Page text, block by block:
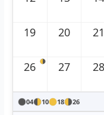
19 20 21
26 27 28
04 10 18 26